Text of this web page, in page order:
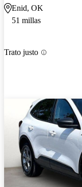
Enid, OK
51 millas
Trato justo